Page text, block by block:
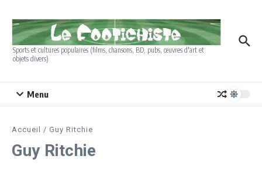
Sports et cultures populaires (films, chansons, BD, pubs, œuvres d'art et
objets divers)
Menu
Accueil / Guy Ritchie
Guy Ritchie